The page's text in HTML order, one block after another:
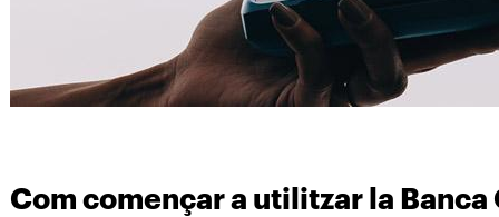
Com començar a utilitzar la Banca